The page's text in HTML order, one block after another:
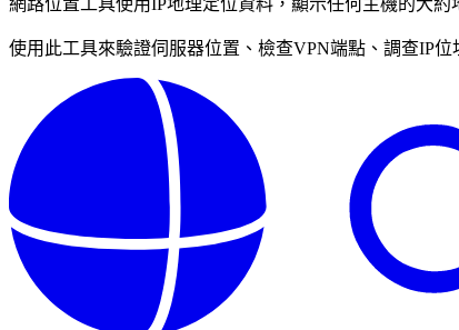
網路位置工具使用IP地理定位資料，顯示任何主機的大
使用此工具來驗證伺服器位置、檢查VPN端點、調查IP